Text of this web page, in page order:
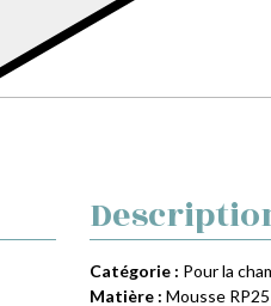
Catégorie : Pour la
Matière : Mousse RP25